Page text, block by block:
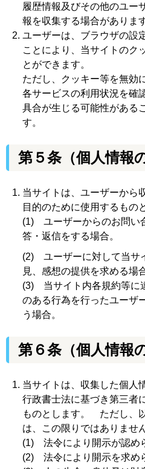
履歴情報及びその他のユー
報を収集する場合があります
ユーザーは、ブラウザの設
ことにより、当サイトのク
とができます。
ただし、クッキー等を無効
各サービスの利用状況を確
具合が生じる可能性がある
す。
第５条 （個人情報
当サイトは、ユーザーから
目的のために使用するもの
(1) ユーザーからのお問い
答・返信をする場合。
(2) ユーザーに対して当サ
見、感想の提供を求める場
(3) 当サイト内各規約等に
のある行為を行ったユーザ
う場合。
第６条 （個人情報
当サイトは、収集した個人
行政書士法に基づき第三者
ものとします。 ただし、
は、この限りではありません
(1) 法令により開示が認め
(2) 法令により開示を求め